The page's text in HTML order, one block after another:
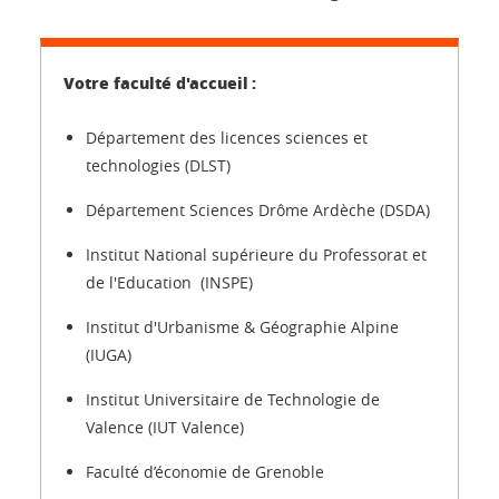
Département des licences sciences et
technologies (DLST)
Département Sciences Drôme Ardèche (DSDA)
Institut National supérieure du Professorat et
de l'Education (INSPE)
Institut d'Urbanisme & Géographie Alpine
(IUGA)
Institut Universitaire de Technologie de
Valence (IUT Valence)
Faculté d’économie de Grenoble